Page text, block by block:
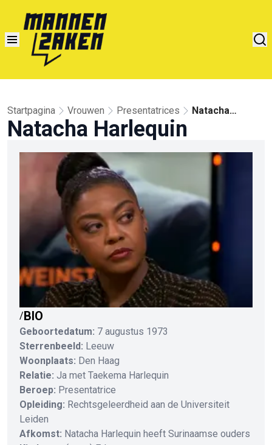
Startpagina Vrouwen Presentatrices
Natacha
Natacha Harlequin
/BIO
Geboortedatum: 7 augustus 1973
Sterrenbeeld: Leeuw
Woonplaats: Den Haag
Relatie: Ja met Taekema Harlequin
Beroep: Presentatrice
Opleiding: Rechtsgeleerdheid aan de Universiteit
Leiden
Afkomst: Natacha Harlequin heeft Surinaamse ouders